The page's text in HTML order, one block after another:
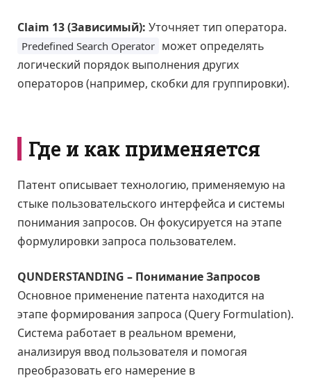
Claim 13 (Зависимый): Уточняет тип оператора.
Predefined Search Operator может определять
логический порядок выполнения других
операторов (например, скобки для группировки).
Где и как применяется
Патент описывает технологию, применяемую на
стыке пользовательского интерфейса и системы
понимания запросов. Он фокусируется на этапе
формулировки запроса пользователем.
QUNDERSTANDING – Понимание Запросов
Основное применение патента находится на
этапе формирования запроса (Query Formulation).
Система работает в реальном времени,
анализируя ввод пользователя и помогая
преобразовать его намерение в